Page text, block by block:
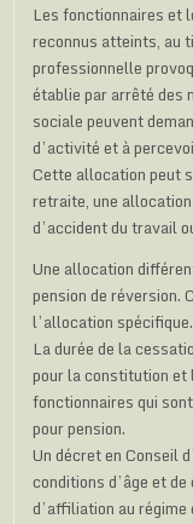
Les fonctionnaires et
reconnus atteints, au
professionnelle
établie par arrêté des
sociale peuvent
d’activité et à
Cette allocation peut
retraite, une
d’accident du travail
Une allocation
pension de réversion.
l’allocation spécifique.
La durée de la
pour la constitution et
fonctionnaires qui
pour pension.
Un décret en Conseil
conditions d’âge et
d’affiliation au